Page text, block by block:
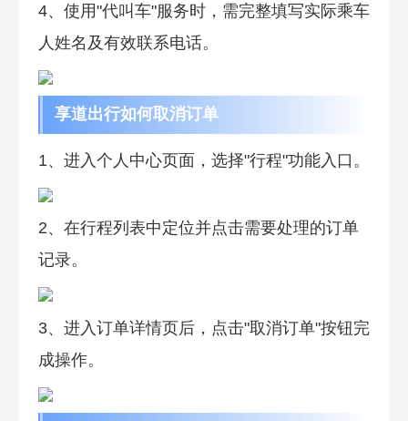
4、使用"代叫车"服务时，需完整填写实际乘车
人姓名及有效联系电话。
享道出行如何取消订单
1、进入个人中心页面，选择"行程"功能入口。
2、在行程列表中定位并点击需要处理的订单
记录。
3、进入订单详情页后，点击"取消订单"按钮完
成操作。